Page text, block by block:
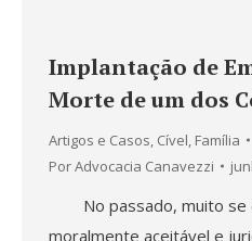
Implantação de
Morte de um dos
Artigos e Casos, Cível, Família
PorAdvocacia Canavezzi
No passado, muito se
moralmente aceitável e